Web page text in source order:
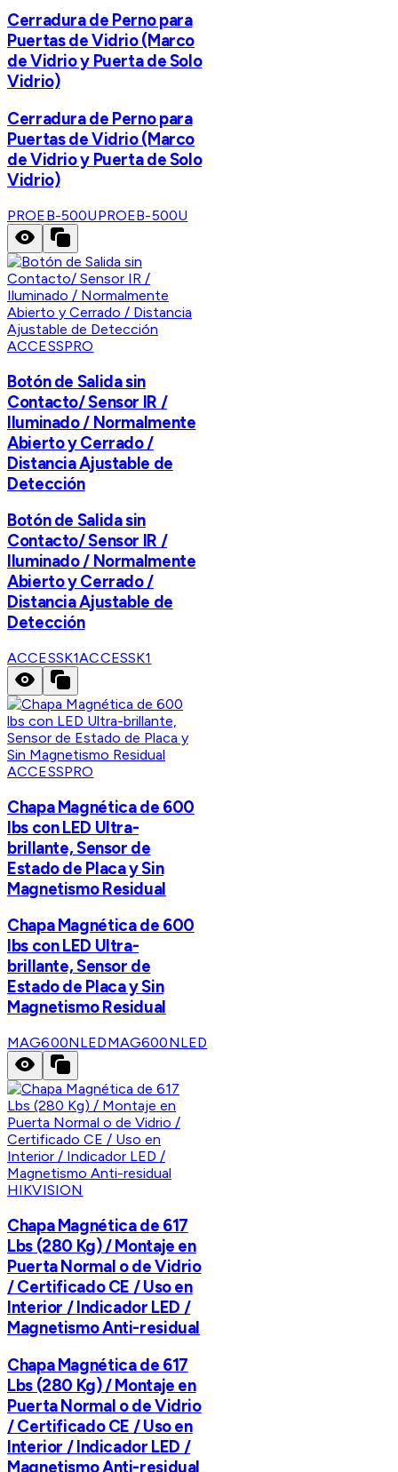
Cerradura de Perno para
Puertas de Vidrio (Marco
de Vidrio y Puerta de Solo
Vidrio)
Cerradura de Perno para
Puertas de Vidrio (Marco
de Vidrio y Puerta de Solo
Vidrio)
PROEB-500UPROEB-500U
ACCESSPRO
Botón de Salida sin
Contacto/ Sensor IR /
Iluminado / Normalmente
Abierto y Cerrado /
Distancia Ajustable de
Detección
Botón de Salida sin
Contacto/ Sensor IR /
Iluminado / Normalmente
Abierto y Cerrado /
Distancia Ajustable de
Detección
ACCESSK1ACCESSK1
ACCESSPRO
Chapa Magnética de 600
lbs con LED Ultra-
brillante, Sensor de
Estado de Placa y Sin
Magnetismo Residual
Chapa Magnética de 600
lbs con LED Ultra-
brillante, Sensor de
Estado de Placa y Sin
Magnetismo Residual
MAG600NLEDMAG600NLED
HIKVISION
Chapa Magnética de 617
Lbs (280 Kg) / Montaje en
Puerta Normal o de Vidrio
/ Certificado CE / Uso en
Interior / Indicador LED /
Magnetismo Anti-residual
Chapa Magnética de 617
Lbs (280 Kg) / Montaje en
Puerta Normal o de Vidrio
/ Certificado CE / Uso en
Interior / Indicador LED /
Magnetismo Anti-residual